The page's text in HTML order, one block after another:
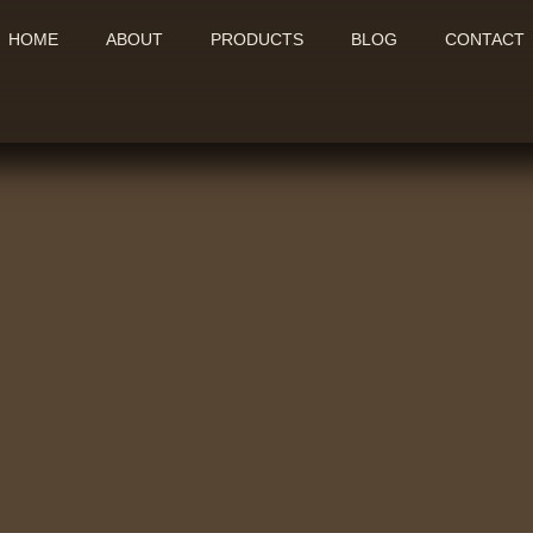
HOME ABOUT PRODUCTS BLOG CONTACT